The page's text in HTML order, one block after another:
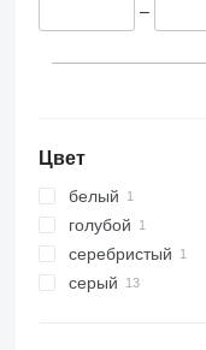
–
Цвет
белый
голубой
серебристый
серый